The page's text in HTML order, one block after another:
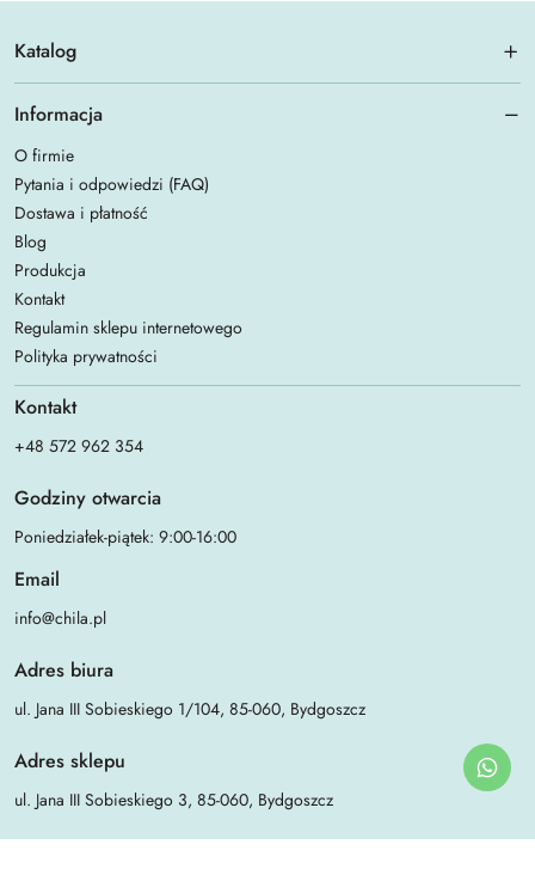
Katalog
Informacja
O firmie
Pytania i odpowiedzi (FAQ)
Dostawa i płatność
Blog
Produkcja
Kontakt
Regulamin sklepu internetowego
Polityka prywatności
Kontakt
+48 572 962 354
Godziny otwarcia
Poniedziałek-piątek: 9:00-16:00
Email
info@chila.pl
Adres biura
ul. Jana III Sobieskiego 1/104, 85-060, Bydgoszcz
Adres sklepu
ul. Jana III Sobieskiego 3, 85-060, Bydgoszcz